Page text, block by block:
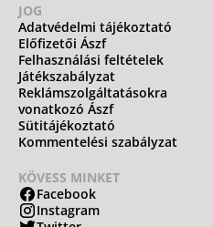
JOG
Adatvédelmi tájékoztató
Előfizetői Ászf
Felhasználási feltételek
Játékszabályzat
Reklámszolgáltatásokra
vonatkozó Ászf
Sütitájékoztató
Kommentelési szabályzat
KÖVESS MINKET
Facebook
Instagram